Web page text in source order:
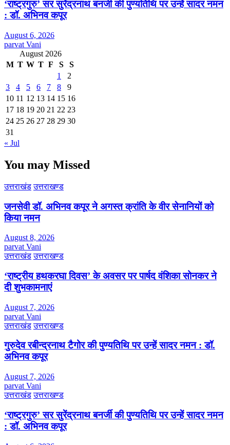
‘राष्ट्रगुरु’ सर सुरेंद्रनाथ बनर्जी की पुण्यतिथि पर उन्हें सादर नमन
: डॉ. अभिनव कपूर
August 6, 2026
parvat Vani
August 2026
M T W T F S
S
1
2
3
4 5 6 7 8
9
10 11 12 13 14 15 16
17 18 19 20 21 22 23
24 25 26 27 28 29 30
31
« Jul
You may Missed
उत्तराखंड उत्तराखण्ड
जनसेवी डॉ. अभिनव कपूर ने अगस्त क्रांति के वीर सेनानियों को
किया नमन
August 8, 2026
parvat Vani
उत्तराखंड उत्तराखण्ड
‘राष्ट्रीय हथकरघा दिवस’ के अवसर पर पार्षद वंशिका सोनकर ने
दी शुभकामनाएं
August 7, 2026
parvat Vani
उत्तराखंड उत्तराखण्ड
गुरुदेव रबीन्द्रनाथ टैगोर की पुण्यतिथि पर उन्हें सादर नमन : डॉ.
अभिनव कपूर
August 7, 2026
parvat Vani
उत्तराखंड उत्तराखण्ड
‘राष्ट्रगुरु’ सर सुरेंद्रनाथ बनर्जी की पुण्यतिथि पर उन्हें सादर नमन
: डॉ. अभिनव कपूर